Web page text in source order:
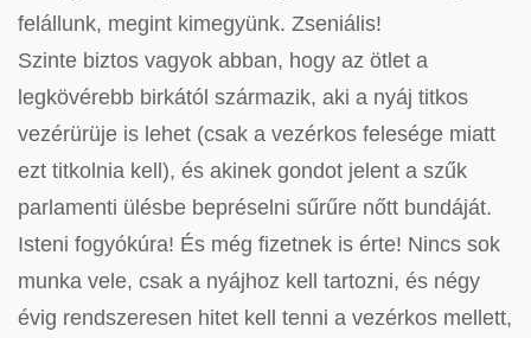
felállunk, megint kimegyünk. Zseniális!
Szinte biztos vagyok abban, hogy az ötlet a
legkövérebb birkától származik, aki a nyáj titkos
vezérürüje is lehet (csak a vezérkos felesége miatt
ezt titkolnia kell), és akinek gondot jelent a szűk
parlamenti ülésbe bepréselni sűrűre nőtt bundáját.
Isteni fogyókúra! És még fizetnek is érte! Nincs sok
munka vele, csak a nyájhoz kell tartozni, és négy
évig rendszeresen hitet kell tenni a vezérkos mellett,